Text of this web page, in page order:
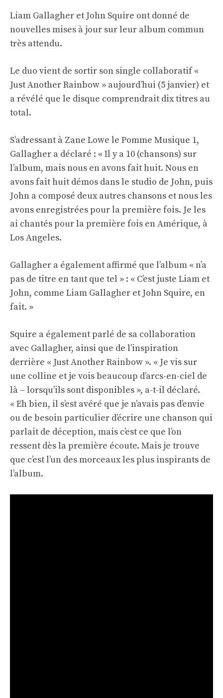
Liam Gallagher et John Squire ont donné de
nouvelles mises à jour sur leur album commun
très attendu.
Le duo vient de sortir son single collaboratif «
Just Another Rainbow » aujourd’hui (5 janvier) et
a révélé que le disque comprendrait dix titres au
total.
S’adressant à Zane Lowe le Pomme Musique 1,
Gallagher a déclaré : « Il y a 10 (chansons) sur
l’album, mais nous en avons fait huit. Nous en
avons fait huit démos dans le studio de John, puis
John a composé deux autres chansons et nous les
avons enregistrées pour la première fois. Je les
ai chantés pour la première fois en Amérique, à
Los Angeles.
Gallagher a également affirmé que l’album « n’a
pas de titre en tant que tel » : « C’est juste Liam et
John, comme Liam Gallagher et John Squire, en
fait. »
Squire a également parlé de sa collaboration
avec Gallagher, ainsi que de l’inspiration
derrière « Just Another Rainbow ». « Je vis sur
une colline et je vois beaucoup d’arcs-en-ciel de
là – lorsqu’ils sont disponibles », a-t-il déclaré.
« Eh bien, il s’est avéré que je n’avais pas d’envie
ou de besoin particulier d’écrire une chanson qui
parlait de déception, mais c’est ce que l’on
ressent dès la première écoute. Mais je trouve
que c’est l’un des morceaux les plus inspirants de
l’album.